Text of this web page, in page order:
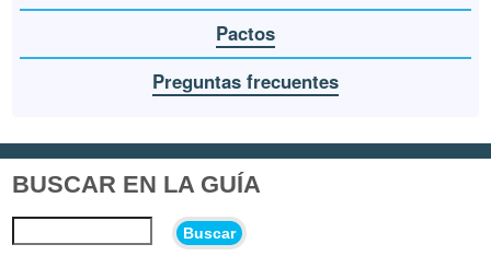
Pactos
Preguntas frecuentes
BUSCAR EN LA GUÍA
Buscar